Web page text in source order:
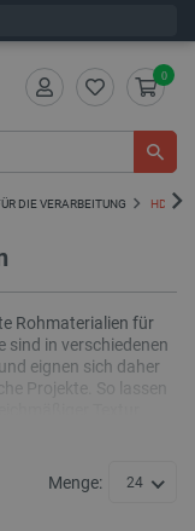
0
DIE VERARBEITUNG HDF-
Rohmaterialien für
sind in verschiedenen
eignen sich daher
Projekte. So lassen
Menge: 24